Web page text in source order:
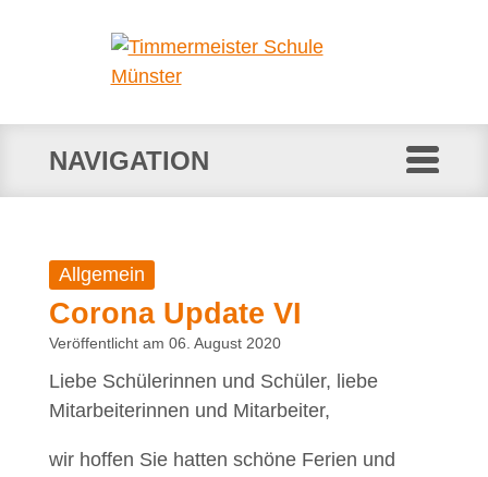
NAVIGATION
Allgemein
Corona Update VI
Veröffentlicht am 06. August 2020
Liebe Schülerinnen und Schüler, liebe
Mitarbeiterinnen und Mitarbeiter,
wir hoffen Sie hatten schöne Ferien und